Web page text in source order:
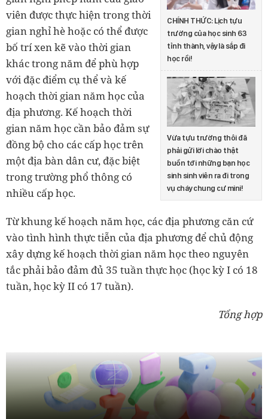
CHÍNH THỨC: Lịch tựu
trường của học sinh 63
tỉnh thành, vậy là sắp đi
học rồi!
Vừa tựu trường thôi đã
phải gửi lời chào thật
buồn tới những bạn học
sinh sinh viên ra đi trong
vụ cháy chung cư mini!
viên được thực hiện trong thời
gian nghỉ hè hoặc có thể được
bố trí xen kẽ vào thời gian
khác trong năm để phù hợp
với đặc điểm cụ thể và kế
hoạch thời gian năm học của
địa phương. Kế hoạch thời
gian năm học cần bảo đảm sự
đồng bộ cho các cấp học trên
một địa bàn dân cư, đặc biệt
trong trường phổ thông có
nhiều cấp học.
Từ khung kế hoạch năm học, các địa phương căn cứ
vào tình hình thực tiễn của địa phương để chủ động
xây dựng kế hoạch thời gian năm học theo nguyên
tắc phải bảo đảm đủ 35 tuần thực học (học kỳ I có 18
tuần, học kỳ II có 17 tuần).
Tổng hợp